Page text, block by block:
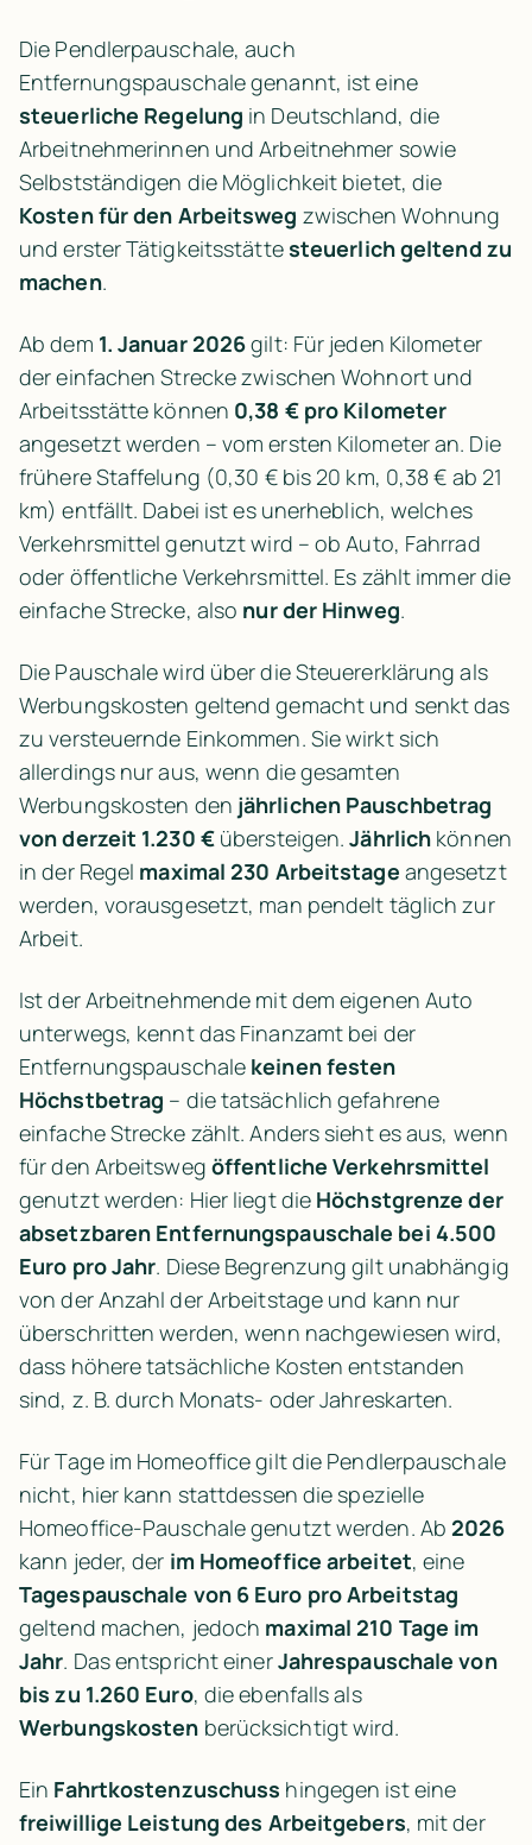
Die Pendlerpauschale, auch
Entfernungspauschale genannt, ist eine
steuerliche Regelung in Deutschland, die
Arbeitnehmerinnen und Arbeitnehmer sowie
Kosten für den Arbeitsweg zwischen Wohnung
und erster Tätigkeitsstätte steuerlich geltend zu
machen.
Ab dem 1. Januar 2026 gilt: Für jeden Kilometer
der einfachen Strecke zwischen Wohnort und
Arbeitsstätte können 0,38 € pro Kilometer
angesetzt werden – vom ersten Kilometer an. Die
frühere Staffelung (0,30 € bis 20 km, 0,38 € ab 21
km) entfällt. Dabei ist es unerheblich, welches
Verkehrsmittel genutzt wird – ob Auto, Fahrrad
oder öffentliche Verkehrsmittel. Es zählt immer die
einfache Strecke, also nur der Hinweg.
Die Pauschale wird über die Steuererklärung als
Werbungskosten geltend gemacht und senkt das
zu versteuernde Einkommen. Sie wirkt sich
allerdings nur aus, wenn die gesamten
Werbungskosten den jährlichen Pauschbetrag
von derzeit 1.230 € übersteigen. Jährlich können
in der Regel maximal 230 Arbeitstage angesetzt
werden, vorausgesetzt, man pendelt täglich zur
Arbeit.
Ist der Arbeitnehmende mit dem eigenen Auto
unterwegs, kennt das Finanzamt bei der
Entfernungspauschale keinen festen
Höchstbetrag – die tatsächlich gefahrene
einfache Strecke zählt. Anders sieht es aus, wenn
für den Arbeitsweg öffentliche Verkehrsmittel
genutzt werden: Hier liegt die Höchstgrenze der
absetzbaren Entfernungspauschale bei 4.500
Euro pro Jahr. Diese Begrenzung gilt unabhängig
von der Anzahl der Arbeitstage und kann nur
überschritten werden, wenn nachgewiesen wird,
dass höhere tatsächliche Kosten entstanden
sind, z. B. durch Monats- oder Jahreskarten.
Für Tage im Homeoffice gilt die Pendlerpauschale
nicht, hier kann stattdessen die spezielle
Homeoffice-Pauschale genutzt werden. Ab 2026
kann jeder, der im Homeoffice arbeitet
Tagespauschale von 6 Euro pro Arbeitstag
geltend machen, jedoch maximal 210 Tage im
Jahr. Das entspricht einer Jahrespauschale von
bis zu 1.260 Euro
, die ebenfalls als
Werbungskosten berücksichtigt wird.
Ein Fahrtkostenzuschuss
freiwillige Leistung des Arbeitgebers, mit der